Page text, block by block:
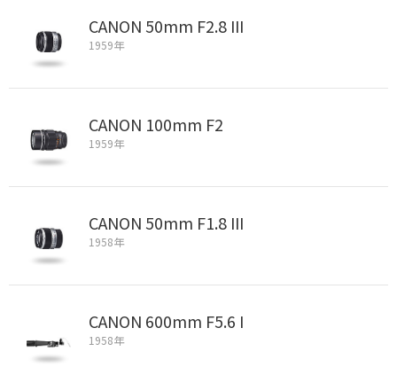
CANON 50mm F2.8 III
1959年
CANON 100mm F2
1959年
CANON 50mm F1.8 III
1958年
CANON 600mm F5.6 I
1958年